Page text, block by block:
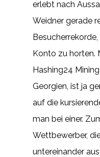
erlebt nach
Weidner gerade
Konto zu horten.
Hashing24
Georgien, ist ja
auf die
man bei einer.
Wettbewerber,
untereinander